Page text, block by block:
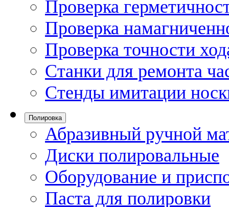
Проверка
Проверка
Проверка точности
Станки для ремонта
Стенды имитации
Полировка
Абразивный ручной
Диски полировальные
Оборудование и
Паста для полировки